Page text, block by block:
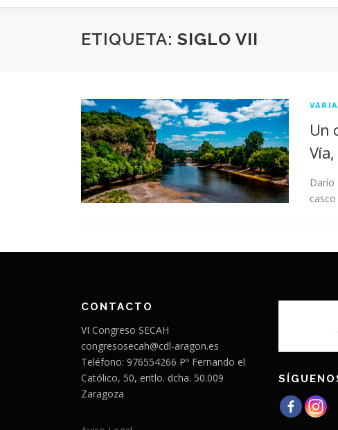
ETIQUETA: SIGLO VII
VARIA
Un
Darío
CONTACTO
VI Congreso SECAH
congresosecah@cdl-aragon.es
Teléfono: 976554266 Pº Fernando el
Católico, 50, entlo. dcha. 50.009
Zaragoza